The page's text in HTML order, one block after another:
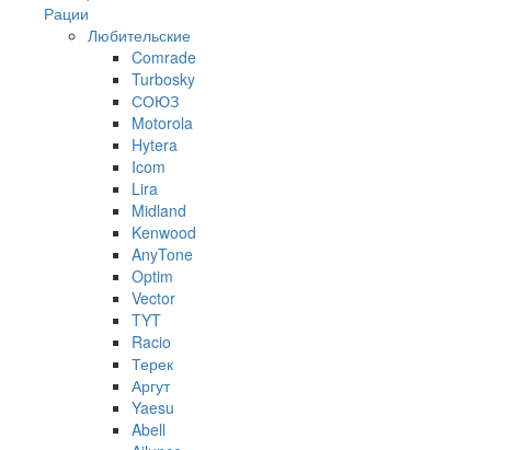
Рации
Любительские
Comrade
Turbosky
СОЮЗ
Motorola
Hytera
Icom
Lira
Midland
Kenwood
AnyTone
Optim
Vector
TYT
Racio
Терек
Аргут
Yaesu
Abell